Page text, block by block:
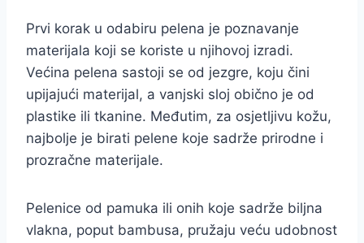
Prvi korak u odabiru pelena je poznavanje
materijala koji se koriste u njihovoj izradi.
Većina pelena sastoji se od jezgre, koju čini
upijajući materijal, a vanjski sloj obično je od
plastike ili tkanine. Međutim, za osjetljivu kožu,
najbolje je birati pelene koje sadrže prirodne i
prozračne materijale.
Pelenice od pamuka ili onih koje sadrže biljna
vlakna, poput bambusa, pružaju veću udobnost